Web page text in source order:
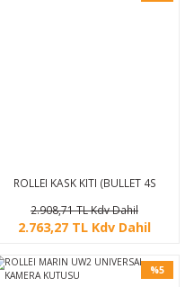
ROLLEI KASK KITI (BULLET 4S
2.908,71 TL Kdv Dahil
2.763,27 TL Kdv Dahil
%5